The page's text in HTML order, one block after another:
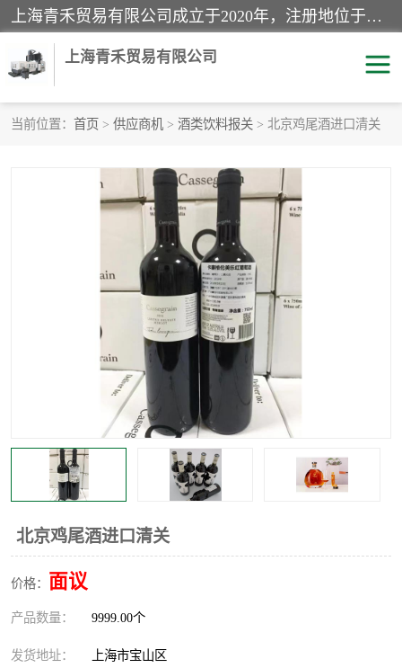
上海青禾贸易有限公司成立于2020年，注册地位于上海市宝山区。经营范围包括：机械设备、五金制品、劳防用品、电子产品、塑胶制品、家具、模具、纺织品、仪器仪表、建筑材料、装饰材料、化工产品、金属制品、机车配件等货物进出口报关、清关服务。
上海青禾贸易有限公司
当前位置： 首页 > 供应商机 > 酒类饮料报关 > 北京鸡尾酒进口清关
北京鸡尾酒进口清关
价格： 面议
产品数量： 9999.00个
发货地址： 上海市宝山区
进口退运报关 服装进口清关
进口杂货清关
家用电器报关 机床进口清关
国际灯具清关